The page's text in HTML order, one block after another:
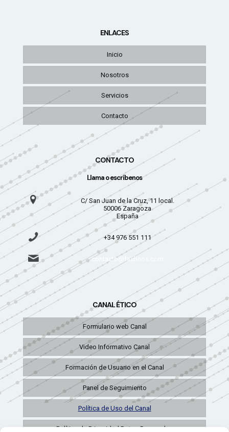
ENLACES
Inicio
Nosotros
Servicios
Contacto
CONTACTO
Llama o escríbenos
C/ San Juan de la Cruz, 11 local.
50006 Zaragoza
España
+34 976 551 111
contacto@fauhnos.com
CANAL ÉTICO
Formulario web Canal
Video Informativo Canal
Formación de Usuario en el Canal
Panel de Seguimiento
Política de Uso del Canal
Política de Privacidad Datos Personales